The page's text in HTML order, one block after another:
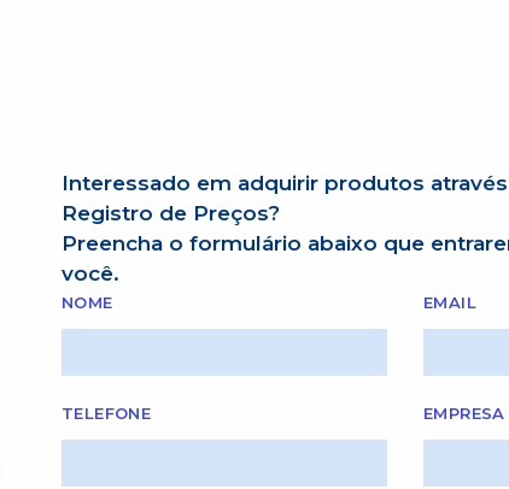
Interessado em adquirir produtos
Registro de Preços?
Preencha o formulário abaixo que
você.
NOME EMAIL
TELEFONE EMPRESA